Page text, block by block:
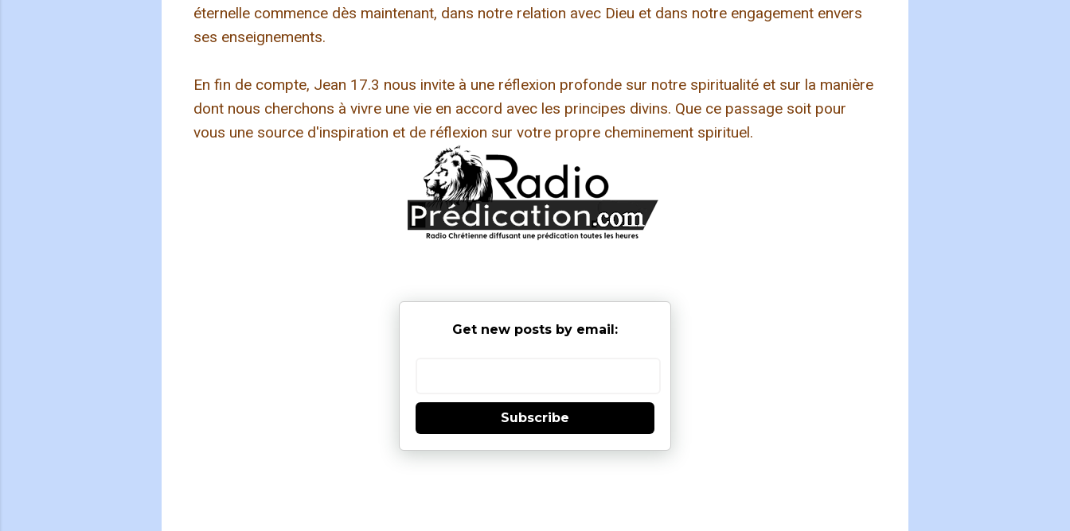
éternelle commence dès maintenant, dans notre relation avec Dieu et dans notre engagement envers
ses enseignements.
En fin de compte, Jean 17.3 nous invite à une réflexion profonde sur notre spiritualité et sur la manière
dont nous cherchons à vivre une vie en accord avec les principes divins. Que ce passage soit pour
vous une source d'inspiration et de réflexion sur votre propre cheminement spirituel.
Get new posts by email:
Subscribe